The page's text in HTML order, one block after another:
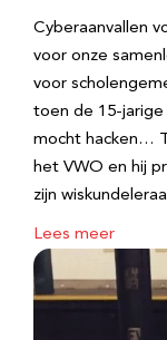
Cyberaanvallen
voor onze
voor
toen de 15-jarige
mocht hacken…
het VWO en hij
zijn
Lees meer